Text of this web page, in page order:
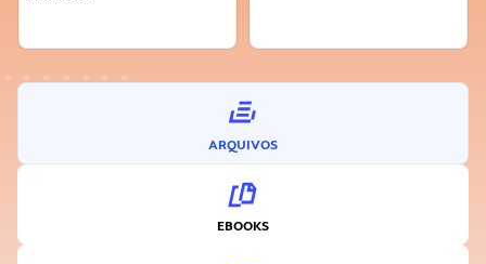
ARQUIVOS
EBOOKS